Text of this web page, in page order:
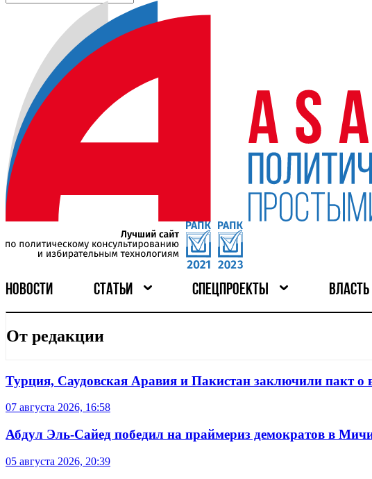
НОВОСТИ СТАТЬИ СПЕЦПРОЕКТЫ ВЛАСТЬ
От редакции
Турция, Саудовская Аравия и Пакистан заключили пакт о
07 августа 2026, 16:58
Абдул Эль-Сайед победил на праймериз демократов в
05 августа 2026, 20:39